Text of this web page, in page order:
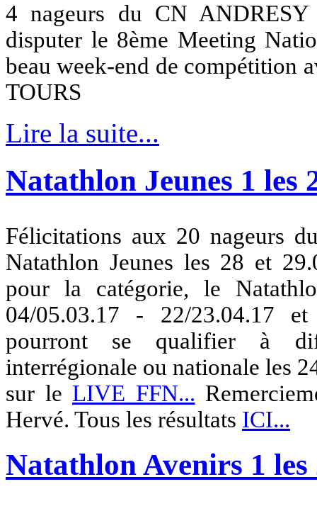
4 nageurs du CN
disputer le 8ème Meeting
beau week-end de compétition
TOURS
Lire la suite...
Natathlon Jeunes 1 les
Félicitations aux 20 nageurs
Natathlon Jeunes les 28 et
pour la catégorie, le
04/05.03.17 - 22/23.04.17
pourront se qualifier à
interrégionale ou nationale les
sur le LIVE FFN...
Hervé. Tous les résultats ICI...
Natathlon Avenirs 1 les